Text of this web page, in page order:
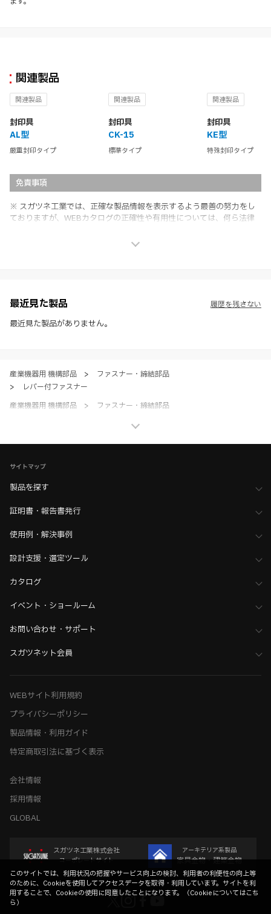
関連製品
関連製品
封印具
AL型
厳重封印タイプ
関連製品
封印具
CK-15
標準タイプ
関連製品
封印具
KE型
特殊封印タイプ
免責事項
※ スガツネ工業では、正確な製品情報を表示するよう最善の努力をし
ておりますが、WEBカタログの正確性や有用性については、何ら法律
社製品の使用ご検討、又は販売促進目的の利用に限ります。
※ 本WEBサイト製品情報のご利用にあたっては、WEBサイト利用規
約、プライバシーポリシー、製品情報ガイドをご確認いただき、内容の
最近見た製品
最近見た製品がありません。
履歴を残さない
産業機器用 機構部品 >
ファスナー・締結部品
>
レバー付ファスナー
産業機器用 機構部品
>
ファスナー・締結部品
サイトマップ
製品を探す
証明書・報告書発行
使用例・解決事例
設計支援・選定ツール
カタログ
イベント・ショールーム
お問い合わせ・サポート
スガツネット会員
WEBサイト利用規約
プライバシーポリシー
製品情報・利用ガイド
特定商取引法に基づく表示
会社情報
採用情報
GLOBAL
スガツネ工業株式会社
コーポレートサイト
アーキテリア系製品
家具金物・建築金物
このサイトでは、利用状況の把握やサービス向上の検討、利用者の利便性の向上等
のために、Cookieを使用してアクセスデータを取得・利用しています。サイトを利
用することで、Cookieの使用に同意したことになります。（Cookieについてはこち
ら）